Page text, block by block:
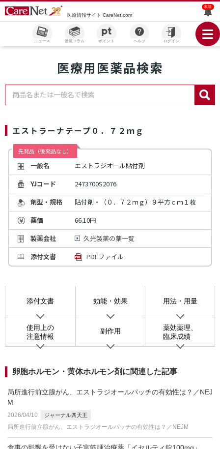
医療情報サイト CareNet.com
未読
ニュース 連載コラム ポイント ヘルプ ログイン
医療用医薬品検索
商品名または一般名で検索
エストラーナテープ０．７２ｍｇ
先発品（後発品なし）
一般名
エストラジオール貼付剤
YJコード
2473700S2076
剤型・規格
貼付剤・（０．７２ｍｇ）９平方ｃｍ１枚
薬価
66.10円
製薬会社
久光製薬の薬一覧
添付文書
PDFファイル
添付文書 効能・効果 用法・用量
使用上の
注意情報
副作用
薬効薬理、
臨床成績
卵胞ホルモン・黄体ホルモン剤に関連した記事
局所進行前立腺がん、エストラジオールパッチの有効性は？／NEJ
M
2026/04/10 ジャーナル四天王
局所進行前立腺がん、エストラジオールパッチの有効性は？／NEJM